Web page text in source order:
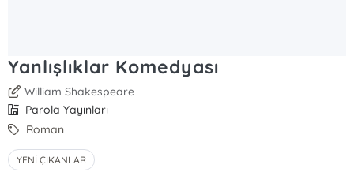
Yanlışlıklar Komedyası
William Shakespeare
Parola Yayınları
Roman
YENİ ÇIKANLAR